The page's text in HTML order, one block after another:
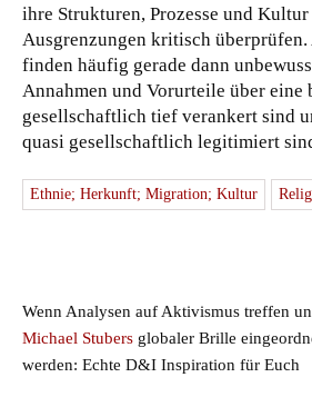
ihre Strukturen, Prozesse und
Ausgrenzungen kritisch überprüfen.
finden häufig gerade dann
Annahmen und Vorurteile über eine
gesellschaftlich tief verankert sind
quasi gesellschaftlich legitimiert
Ethnie; Herkunft; Migration; Kultur
Wenn Analysen auf Aktivismus treffen
Michael Stubers globaler Brille
werden: Echte D&I Inspiration für Euch